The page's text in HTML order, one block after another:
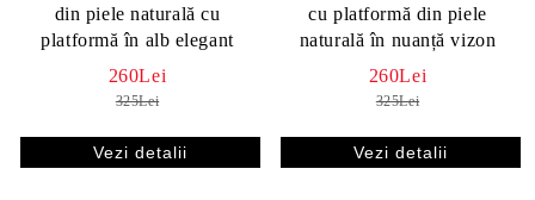
din piele naturală cu
platformă în alb elegant
260Lei
325Lei
Vezi detalii
cu platformă din piele
naturală în nuanță vizon
260Lei
325Lei
Vezi detalii